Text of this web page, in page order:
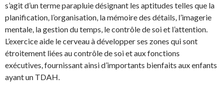
s’agit d’un terme parapluie désignant les aptitudes telles que la
planification, l’organisation, la mémoire des détails, l’imagerie
mentale, la gestion du temps, le contrôle de soi et l’attention.
L’exercice aide le cerveau à développer ses zones qui sont
étroitement liées au contrôle de soi et aux fonctions
exécutives, fournissant ainsi d’importants bienfaits aux enfants
ayant un TDAH.